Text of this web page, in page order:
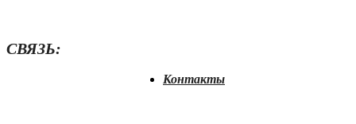
СВЯЗЬ:
Контакты